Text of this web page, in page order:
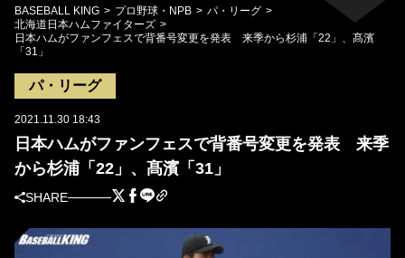
Mute
BASEBALL KING プロ野球・NPB
パ・リーグ
北海道日本ハムファイターズ
日本ハムがファンフェスで背番号変更を発表 来季から杉浦「22」、髙濱
「31」
パ・リーグ
2021.11.30 18:43
日本ハムがファンフェスで背番号変更を発表 来季
から杉浦「22」、髙濱「31」
SHARE